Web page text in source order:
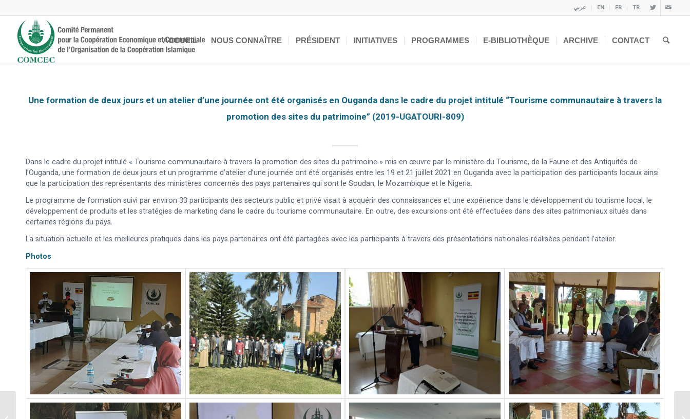
عربي EN FR TR
ACCUEIL NOUS CONNAÎTRE PRÉSIDENT INITIATIVES PROGRAMMES E-BIBLIOTHÈQUE ARCHIVE CONTACT
Une formation de deux jours et un atelier d’une journée ont été organisés en Ouganda dans le cadre du projet intitulé “Tourisme communautaire à travers la
promotion des sites du patrimoine” (2019-UGATOURI-809)
Dans le cadre du projet intitulé « Tourisme communautaire à travers la promotion des sites du patrimoine » mis en œuvre par le ministère du Tourisme, de la Faune et des Antiquités de
l’Ouganda, une formation de deux jours et un programme d’atelier d’une journée ont été organisés entre les 19 et 21 juillet 2021 en Ouganda avec la participation des participants locaux ainsi
que la participation des représentants des ministères concernés des pays partenaires qui sont le Soudan, le Mozambique et le Nigeria.
Le programme de formation suivi par environ 33 participants des secteurs public et privé visait à acquérir des connaissances et une expérience dans le développement du tourisme local, le
développement de produits et les stratégies de marketing dans le cadre du tourisme communautaire. En outre, des excursions ont été effectuées dans des sites patrimoniaux situés dans
certaines régions du pays.
La situation actuelle et les meilleures pratiques dans les pays partenaires ont été partagées avec les participants à travers des présentations nationales réalisées pendant l’atelier.
Photos
Projet sur la “Formation
de base aux normes